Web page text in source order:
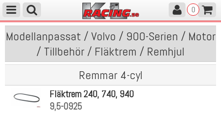
0
Modellanpassat / Volvo / 900-Serien / Motor
/ Tillbehör / Fläktrem / Remhjul
Remmar 4-cyl
Fläktrem 240, 740, 940
9,5-0925